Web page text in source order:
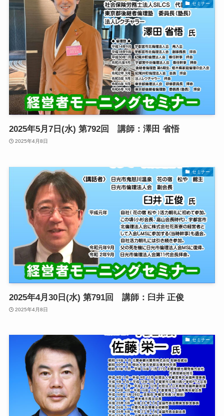
セミナー
2025年5月7日(水) 第792回 講師：澤田 省悟
2025年4月8日
セミナー
2025年4月30日(水) 第791回 講師：臼井 正俊
2025年4月8日
セミナー